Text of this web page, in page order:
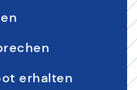
erhalten